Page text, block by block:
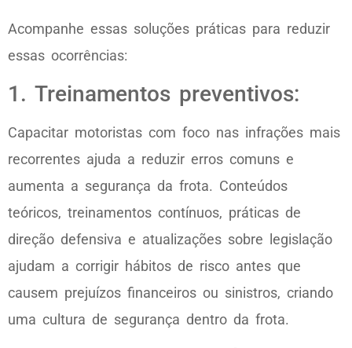
Acompanhe essas soluções práticas para reduzir
essas ocorrências:
1. Treinamentos preventivos:
Capacitar motoristas com foco nas infrações mais
recorrentes ajuda a reduzir erros comuns e
aumenta a segurança da frota. Conteúdos
teóricos, treinamentos contínuos, práticas de
direção defensiva e atualizações sobre legislação
ajudam a corrigir hábitos de risco antes que
causem prejuízos financeiros ou sinistros, criando
uma cultura de segurança dentro da frota.